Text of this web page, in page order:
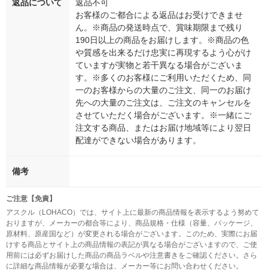
返品について
返品不可
お客様のご都合による返品はお受けできませ
ん。※商品の発送時点で、賞味期限まで残り
190日以上の商品をお届けします。※商品の色
や質感を出来るだけ忠実に再現するよう心がけ
ていますが実物と若干異なる場合がございま
す。※多くのお客様にご利用いただくため、同
一のお客様からの大量のご注文、同一のお届け
先への大量のご注文は、ご注文のキャンセルを
させていただく場合がございます。※一緒にご
注文する商品、またはお届け地域等により翌日
配達ができない場合があります。
備考
ご注意【免責】
アスクル（LOHACO）では、サイト上に最新の商品情報を表示するよう努めて
おりますが、メーカーの都合等により、商品規格・仕様（容量、パッケージ、
原材料、原産国など）が変更される場合がございます。このため、実際にお届
けする商品とサイト上の商品情報の表記が異なる場合がございますので、ご使
用前には必ずお届けした商品の商品ラベルや注意書きをご確認ください。さら
に詳細な商品情報が必要な場合は、メーカー等にお問い合わせください。